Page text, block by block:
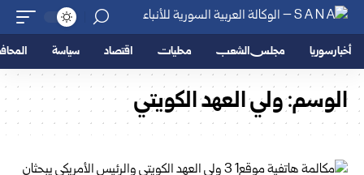
أخبار سوريا مجلس الشعب محليات اقتصاد سياسة
الوسم:ولي العهد الكويتي